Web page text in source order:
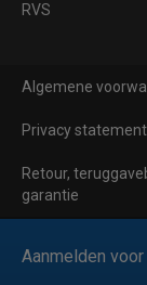
RVS
Algemene
Privacy statement
Retour,
garantie
Aanmelden